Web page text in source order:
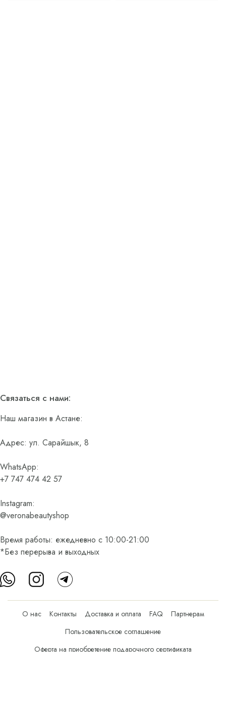
Связаться с нами:
Наш магазин в Астане:
Адрес: ул. Сарайшык, 8
WhatsApp:
+7 747 474 42 57
Instagram:
@veronabeautyshop
Время работы: ежедневно с 10:00-21:00
*Без перерыва и выходных
О нас Контакты Доставка и оплата FAQ
Партнерам
Пользовательское соглашение
Оферта на приобретение подарочного сертификата